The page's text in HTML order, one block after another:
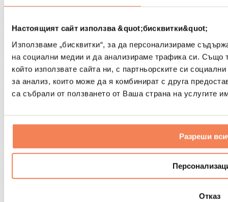
Настоящият сайт използва &quot;бисквитки&quot;
Използваме „бисквитки“, за да персонализираме
на социални медии и да анализираме трафика си. Също
който използвате сайта ни, с партньорските си
за анализ, които може да я комбинират с друга
са събрали от ползването от Ваша страна на услугите
Разреши
Отказ
Чанти и аксесоари за храна
Чанти за фитнес
Раници
Аксесоари според вида дейност
Бойни спортове
Колоездене
Студена терапия
Плуване
Биохакинг
Филтри и кани за вода